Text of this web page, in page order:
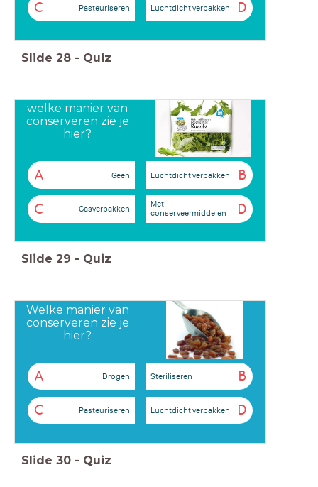
C Pasteuriseren D
Luchtdicht verpakken
Slide 28 - Quiz
welke manier van
conserveren zie je
hier?
A Geen B
Luchtdicht verpakken
C Gasverpakken D
Met
conserveermiddelen
Slide 29 - Quiz
Welke manier van
conserveren zie je
hier?
A Drogen B
Steriliseren
C Pasteuriseren D
Luchtdicht verpakken
Slide 30 - Quiz